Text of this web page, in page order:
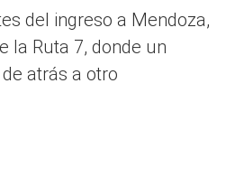
del ingreso a Mendoza,
la Ruta 7, donde un
atrás a otro